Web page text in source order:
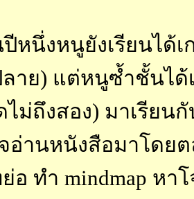
หนึ่งหนูยังเรียนได้
าย) แต่หนูซ้ำชั้นได้
ไม่ถึงสอง) มาเรียน
อ่านหนังสือมาโดย
อ ทำ mindmap ห